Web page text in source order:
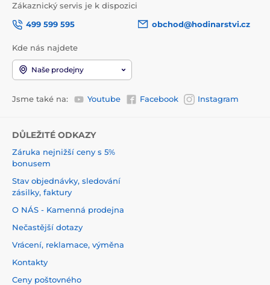
Zákaznický servis je k dispozici
499 599 595
obchod@hodinarstvi.cz
Kde nás najdete
Naše prodejny
Jsme také na: Youtube Facebook Instagram
DŮLEŽITÉ ODKAZY
Záruka nejnižší ceny s 5%
bonusem
Stav objednávky, sledování
zásilky, faktury
O NÁS - Kamenná prodejna
Nečastější dotazy
Vrácení, reklamace, výměna
Kontakty
Ceny poštovného